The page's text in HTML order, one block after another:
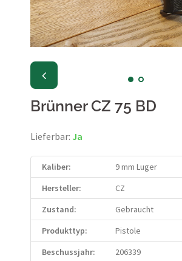
Brünner CZ 75 BD
Lieferbar: Ja
Kaliber:
9 mm Luger
Hersteller:
CZ
Zustand:
Gebraucht
Produkttyp:
Pistole
Beschussjahr:
206339